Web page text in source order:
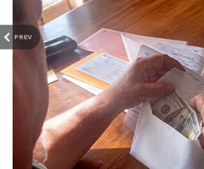
PREV
ಪೊಲೀಸರ ತನಿಖೆಯಲ್ಲಿ ಸಿಕ್ಕಿಬಿದ್ದ
ಕೊಲೆಯ ನಂತರ ಸಿಯಾ ಕಣ್ಣೀರು
ಪೋಸ್ ನೀಡುವಾಗ ಕೇತನ್
ಬಿದ್ದಿದ್ದಾನೆ" ಎಂದು ಪೊಲೀಸರಿಗೆ
ಆರಂಭದಲ್ಲಿ ಪೊಲೀಸರು ಇದನ್ನು